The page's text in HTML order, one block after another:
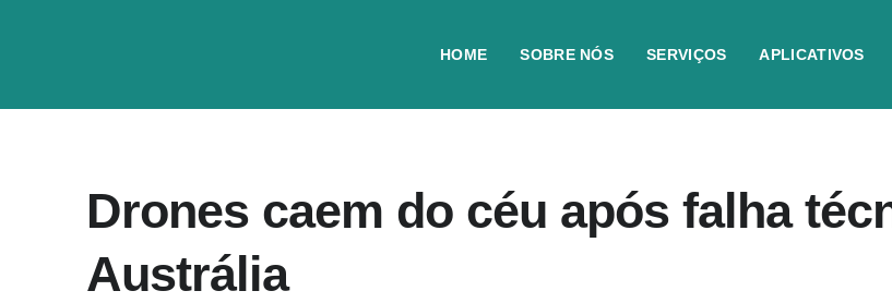
HOME SOBRE NÓS SERVIÇOS APLICATIVOS
Drones caem do céu após falha
Austrália